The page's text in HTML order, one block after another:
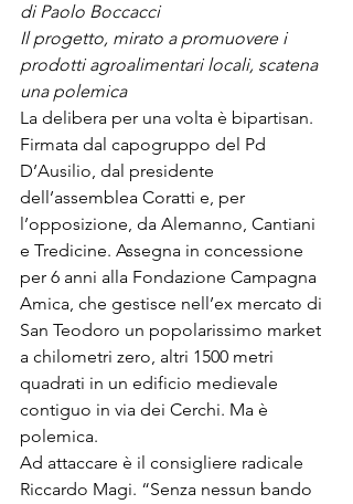
di Paolo Boccacci
Il progetto, mirato a promuovere i
prodotti agroalimentari locali, scatena
una polemica
La delibera per una volta è bipartisan.
Firmata dal capogruppo del Pd
D’Ausilio, dal presidente
dell’assemblea Coratti e, per
l’opposizione, da Alemanno, Cantiani
e Tredicine. Assegna in concessione
per 6 anni alla Fondazione Campagna
Amica, che gestisce nell’ex mercato di
San Teodoro un popolarissimo market
a chilometri zero, altri 1500 metri
quadrati in un edificio medievale
contiguo in via dei Cerchi. Ma è
polemica.
Ad attaccare è il consigliere radicale
Riccardo Magi. “Senza nessun bando